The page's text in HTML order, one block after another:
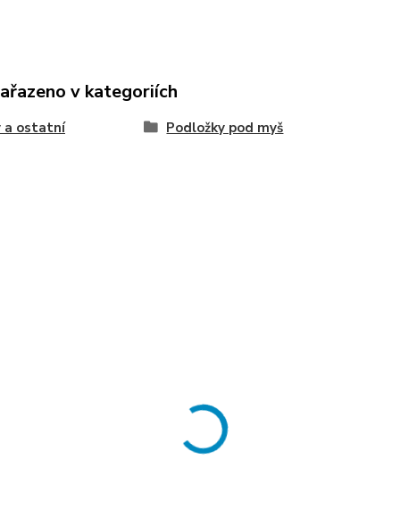
v kategoriích
a ostatní Podložky pod myš